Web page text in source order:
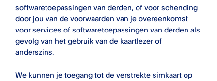
softwaretoepassingen van derden, of voor schending
door jou van de voorwaarden van je overeenkomst
voor services of softwaretoepassingen van derden als
gevolg van het gebruik van de kaartlezer of
anderszins.
We kunnen je toegang tot de verstrekte simkaart op